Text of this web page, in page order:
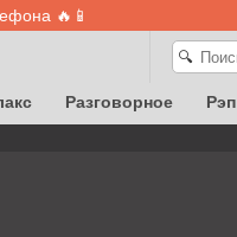
🔥📱
🔍
Разговорное Рэп